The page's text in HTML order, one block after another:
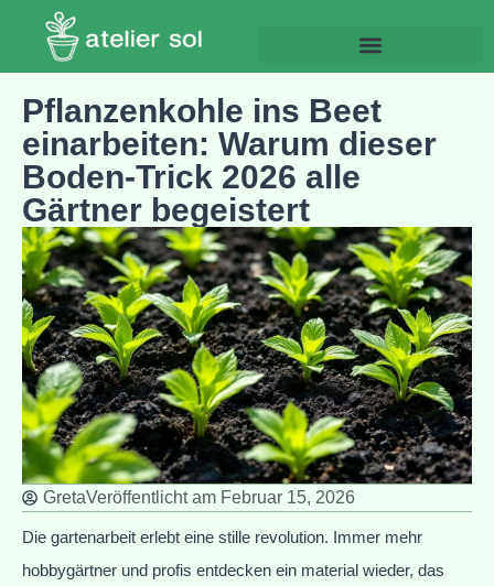
Pflanzenkohle ins Beet
einarbeiten: Warum dieser
Boden-Trick 2026 alle
Gärtner begeistert
GretaVeröffentlicht am Februar 15, 2026
Die gartenarbeit erlebt eine stille revolution. Immer mehr
hobbygärtner und profis entdecken ein material wieder, das